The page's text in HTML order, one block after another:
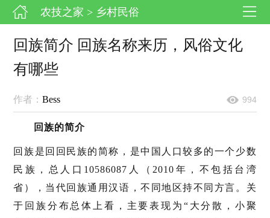
农技之家 > 乡村民俗
回族简介 回族名称来历，风俗文化
有哪些
作者：Bess 994
回族的简介
回族是回回民族的简称，是中国人口较多的一个少数
民族，总人口10586087人（2010年，不包括台湾
省），当代回族通用汉语，不同地区持不同方言。关
于回族分布总体上看，主要表现为“大分散，小聚